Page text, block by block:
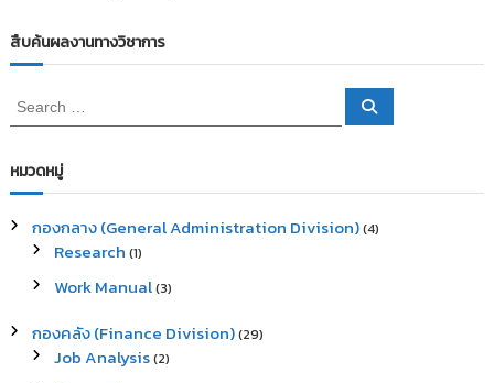
า
น
จั
สืบค้นผลงานทางวิชาการ
e
r
c
f
S
หมวดหมู่
กองกลาง (General Administration Division)(4)
Research (1)
Work Manual(3)
กองคลัง (Finance Division)(29)
Job Analysis(2)